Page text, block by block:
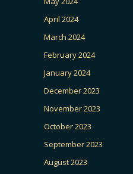
April 2024
March 2024
February 2024
January 2024
December 2023
November 2023
October 2023
September 2023
August 2023